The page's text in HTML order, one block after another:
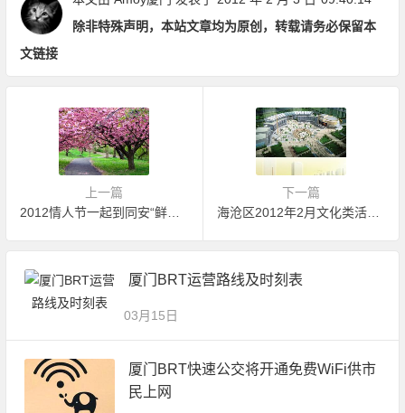
除非特殊声明，本站文章均为原创，转载请务必保留本
文链接
上一篇
2012情人节一起到同安“鲜花小镇”赏樱花
下一篇
海沧区2012年2月文化类活动汇总
厦门BRT运营路线及时刻表
03月15日
厦门BRT快速公交将开通免费WiFi供市
民上网